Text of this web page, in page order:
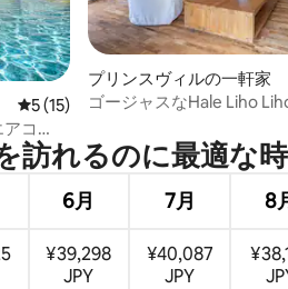
レビュー15件、5つ星中5つ星の平
5 (15)
コ
プリンスヴィルの一軒家
ゴージャスなHale Liho
訪⁠れ⁠るの⁠に最⁠適⁠な
6月 7月 8
¥39,298
JPY
¥40,087
JPY